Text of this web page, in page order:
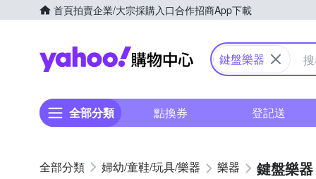
首頁拍賣企業/大宗採購入口合作招商App下載
Yahoo購物中心
鍵盤樂器
全部分類 點換券 登記送
婦幼/童鞋/玩具/樂器 樂器 鍵盤樂器